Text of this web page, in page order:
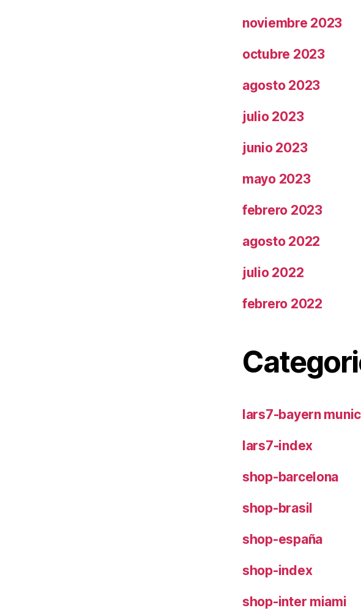
noviembre 2023
octubre 2023
agosto 2023
julio 2023
junio 2023
mayo 2023
febrero 2023
agosto 2022
julio 2022
febrero 2022
lars7-bayern
lars7-index
shop-barcelona
shop-brasil
shop-españa
shop-index
shop-inter miami